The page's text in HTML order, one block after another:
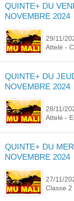
QUINTE+ DU
NOVEMBRE 2024
29/11/
Attelé -
QUINTE+ DU
NOVEMBRE 2024
28/11/
Attelé -
QUINTE+ DU
NOVEMBRE 2024
27/11/
Classe 2